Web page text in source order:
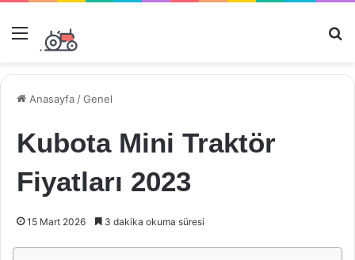
Menü
Anasayfa /Genel
Kubota Mini Traktör
Fiyatları 2023
15 Mart 2026 3 dakika okuma süresi